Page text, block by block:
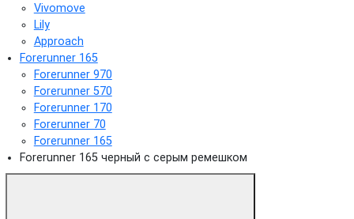
Vivomove
Lily
Approach
Forerunner 165
Forerunner 970
Forerunner 570
Forerunner 170
Forerunner 70
Forerunner 165
Forerunner 165 черный с серым ремешком